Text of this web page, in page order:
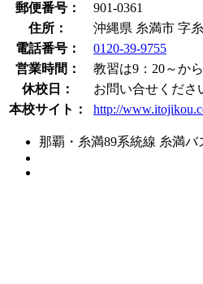
郵便番号：
901-0361
住所：
沖縄県 糸満市 字
電話番号：
0120-39-9755
営業時間：
教習は9：20～か
休校日：
お問い合せくださ
本校サイト：
http://
那覇・糸満89系統線 糸満